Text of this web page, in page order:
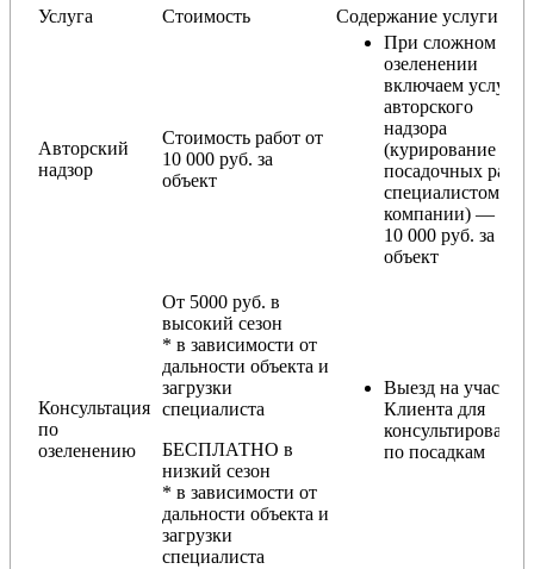
Услуга Стоимость Содержание услуги
Авторский
надзор
Стоимость работ от
10 000 руб. за
объект
При сложном
озеленении
включаем услугу
авторского
надзора
(курирование
посадочных работ
специалистом
компании) — от
10 000 руб. за
объект
Консультация
по
озеленению
От 5000 руб. в
высокий сезон
* в зависимости от
дальности объекта и
загрузки
специалиста
БЕСПЛАТНО в
низкий сезон
* в зависимости от
дальности объекта и
загрузки
специалиста
Выезд на участок
Клиента для
консультирования
по посадкам